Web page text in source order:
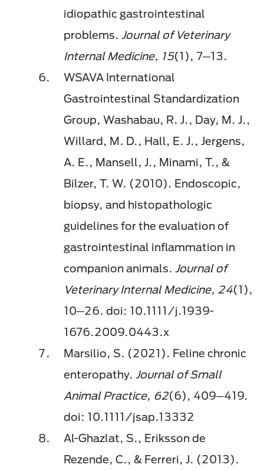
idiopathic gastrointestinal
problems. Journal of Veterinary
Internal Medicine, 15(1), 7─13.
WSAVA International
Gastrointestinal Standardization
Group, Washabau, R. J., Day, M. J.,
Willard, M. D., Hall, E. J., Jergens,
A. E., Mansell, J., Minami, T., &
Bilzer, T. W. (2010). Endoscopic,
biopsy, and histopathologic
guidelines for the evaluation of
gastrointestinal inflammation in
companion animals. Journal of
Veterinary Internal Medicine, 24(1),
10─26. doi: 10.1111/j.1939-
1676.2009.0443.x
Marsilio, S. (2021). Feline chronic
enteropathy. Journal of Small
Animal Practice, 62(6), 409─419.
doi: 10.1111/jsap.13332
Al-Ghazlat, S., Eriksson de
Rezende, C., & Ferreri, J. (2013).